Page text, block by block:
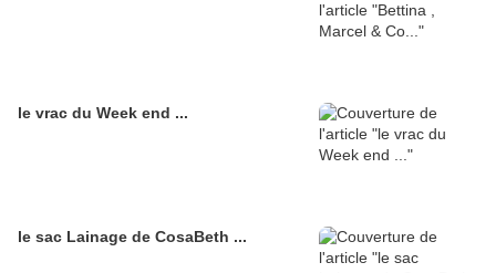
le vrac du Week end ...
le sac Lainage de CosaBeth ...